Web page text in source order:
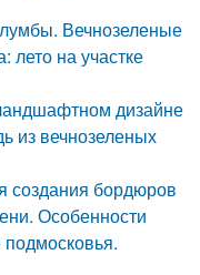
Вечнозеленые
лето на участке
дизайне
из вечнозеленых
создания бордюров
Особенности